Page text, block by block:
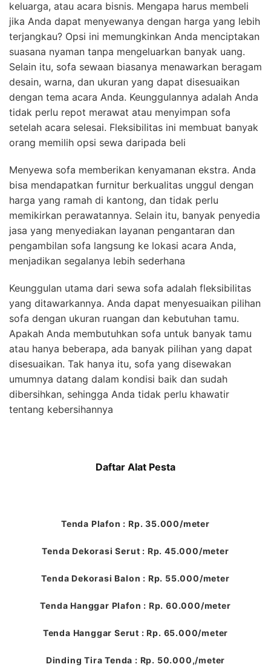
keluarga, atau acara bisnis. Mengapa harus membeli
jika Anda dapat menyewanya dengan harga yang lebih
terjangkau? Opsi ini memungkinkan Anda menciptakan
suasana nyaman tanpa mengeluarkan banyak uang.
Selain itu, sofa sewaan biasanya menawarkan beragam
desain, warna, dan ukuran yang dapat disesuaikan
dengan tema acara Anda. Keunggulannya adalah Anda
tidak perlu repot merawat atau menyimpan sofa
setelah acara selesai. Fleksibilitas ini membuat banyak
orang memilih opsi sewa daripada beli
Menyewa sofa memberikan kenyamanan ekstra. Anda
bisa mendapatkan furnitur berkualitas unggul dengan
harga yang ramah di kantong, dan tidak perlu
memikirkan perawatannya. Selain itu, banyak penyedia
jasa yang menyediakan layanan pengantaran dan
pengambilan sofa langsung ke lokasi acara Anda,
menjadikan segalanya lebih sederhana
Keunggulan utama dari sewa sofa adalah fleksibilitas
yang ditawarkannya. Anda dapat menyesuaikan pilihan
sofa dengan ukuran ruangan dan kebutuhan tamu.
Apakah Anda membutuhkan sofa untuk banyak tamu
atau hanya beberapa, ada banyak pilihan yang dapat
disesuaikan. Tak hanya itu, sofa yang disewakan
umumnya datang dalam kondisi baik dan sudah
dibersihkan, sehingga Anda tidak perlu khawatir
tentang kebersihannya
Daftar Alat Pesta
Tenda Plafon : Rp. 35.000/meter
Tenda Dekorasi Serut : Rp. 45.000/meter
Tenda Dekorasi Balon : Rp. 55.000/meter
Tenda Hanggar Plafon : Rp. 60.000/meter
Tenda Hanggar Serut : Rp. 65.000/meter
Dinding Tira Tenda : Rp. 50.000,/meter